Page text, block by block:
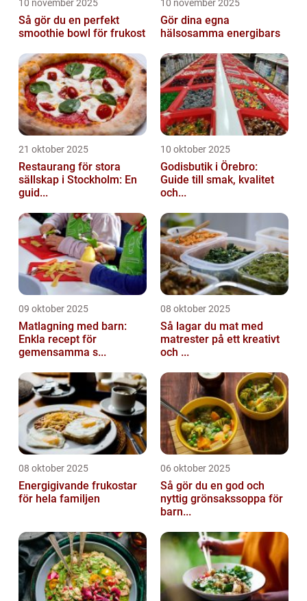
10 november 2025
Så gör du en perfekt
smoothie bowl för frukost
10 november 2025
Gör dina egna
hälsosamma energibars
21 oktober 2025
Restaurang för stora
sällskap i Stockholm: En
guid...
10 oktober 2025
Godisbutik i Örebro:
Guide till smak, kvalitet
och...
09 oktober 2025
Matlagning med barn:
Enkla recept för
gemensamma s...
08 oktober 2025
Så lagar du mat med
matrester på ett kreativt
och ...
08 oktober 2025
Energigivande frukostar
för hela familjen
06 oktober 2025
Så gör du en god och
nyttig grönsakssoppa för
barn...